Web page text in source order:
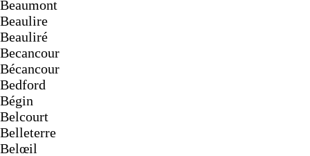
Beaumont
Beaulire
Beauliré
Becancour
Bécancour
Bedford
Bégin
Belcourt
Belleterre
Belœil